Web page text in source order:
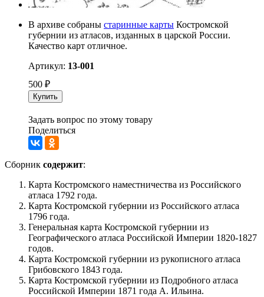
В архиве собраны старинные карты Костромской
губернии из атласов, изданных в царской России.
Качество карт отличное.
Артикул: 13-001
500 ₽
Купить
Задать вопрос по этому товару
Поделиться
Сборник содержит:
Карта Костромского наместничества из Российского
атласа 1792 года.
Карта Костромской губернии из Российского атласа
1796 года.
Генеральная карта Костромской губернии из
Географического атласа Российской Империи 1820-1827
годов.
Карта Костромской губернии из рукописного атласа
Грибовского 1843 года.
Карта Костромской губернии из Подробного атласа
Российской Империи 1871 года А. Ильина.